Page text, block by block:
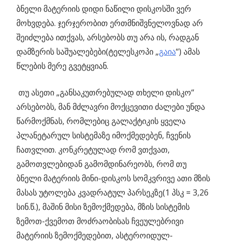
ბნელი მატერიის დიდი ნაწილი დისკოსში ვერ
მოხვდება. ჯერჯერობით ერთმნიშვნელოვნად არ
შეიძლება ითქვას, არსებობს თუ არა ის, რადგან
დამზერის საშუალებები(ტელესკოპი „გაია“) ამას
წლების მერე გვეტყვიან.
თუ ასეთი „განსაკუთრებულად თხელი დისკო“
არსებობს, მან მძლავრი მოქცევითი ძალები უნდა
წარმოქმნას, რომლებიც გალაქტიკის ყველა
პლანეტარულ სისტემაზე იმოქმედებენ, ჩვენის
ჩათვლით. კონკრეტულად რომ ვთქვათ,
გამოთვლებიდან გამომდინარეობს, რომ თუ
ბნელი მატერიის მინი-დისკოს სომკვრივე ათი მზის
მასას უტოლება კვადრატულ პარსეკზე(1 პსკ = 3,26
სინ.წ.), მაშინ მისი ზემოქმედება, მზის სისტემის
ზემოთ-ქვემოთ მოძრაობისას ჩვეულებრივი
მატერიის ზემოქმედებით, ასტეროიდულ-